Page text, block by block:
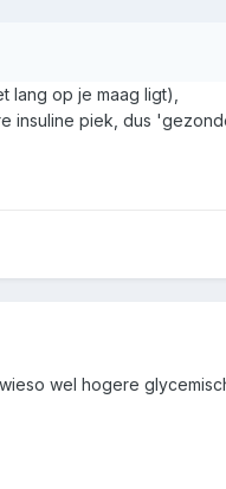
lang op je maag ligt),
insuline piek, dus
wel hogere